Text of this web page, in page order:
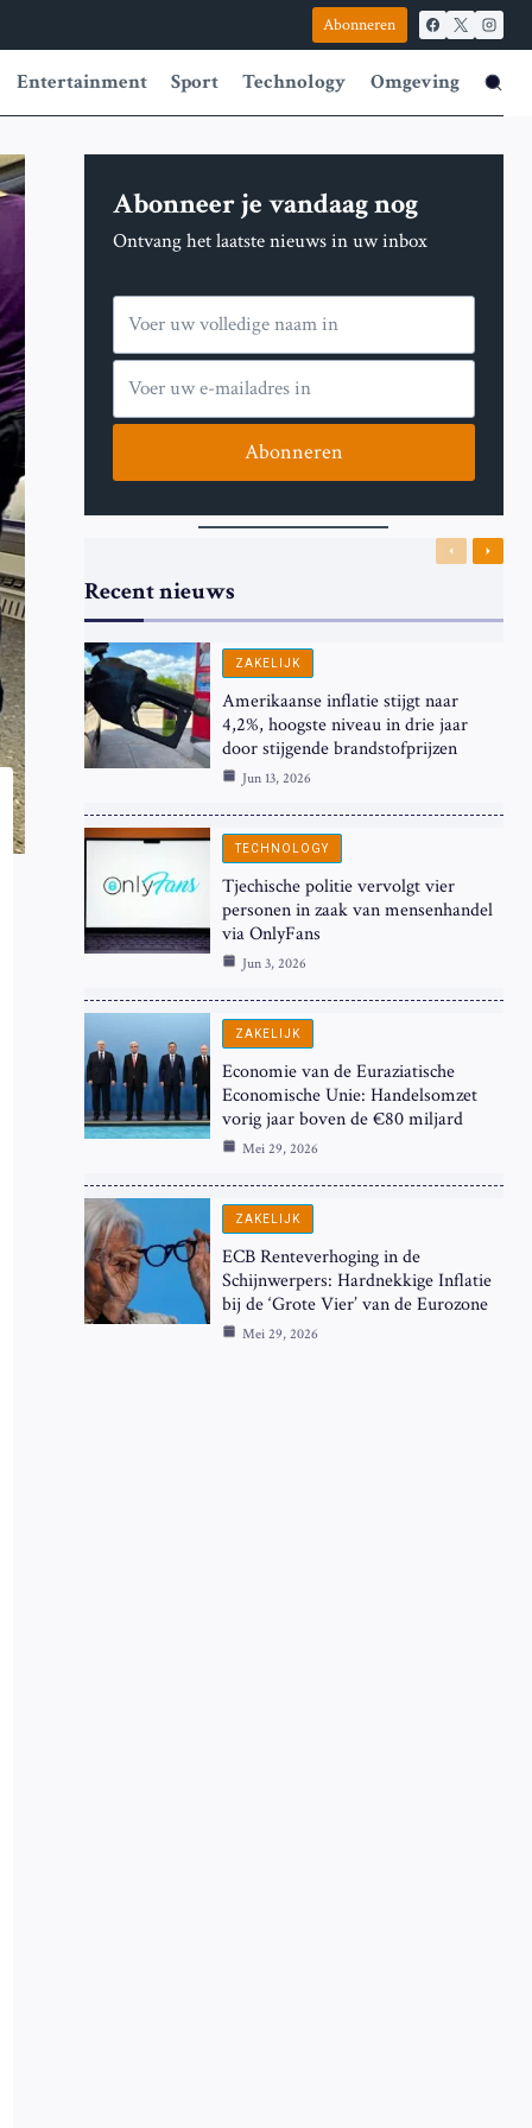
Abonneren
Entertainment Sport Technology Omgeving
Abonneer je vandaag nog
Ontvang het laatste nieuws in uw inbox
Abonneren
Recent nieuws
Previous
Next
ZAKELIJK
Amerikaanse inflatie stijgt naar
4,2%, hoogste niveau in drie jaar
door stijgende brandstofprijzen
Jun 13, 2026
TECHNOLOGY
Tjechische politie vervolgt vier
personen in zaak van mensenhandel
via OnlyFans
Jun 3, 2026
ZAKELIJK
Economie van de Euraziatische
Economische Unie: Handelsomzet
vorig jaar boven de €80 miljard
Mei 29, 2026
ZAKELIJK
ECB Renteverhoging in de
Schijnwerpers: Hardnekkige Inflatie
bij de ‘Grote Vier’ van de Eurozone
Mei 29, 2026